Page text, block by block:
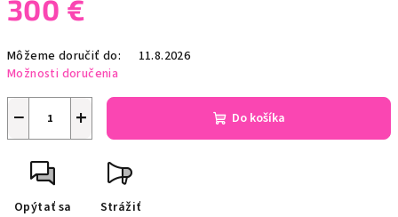
300 €
cena:
Môžeme doručiť do:
11.8.2026
Možnosti doručenia
+
− Do košíka
Opýtať sa Strážiť